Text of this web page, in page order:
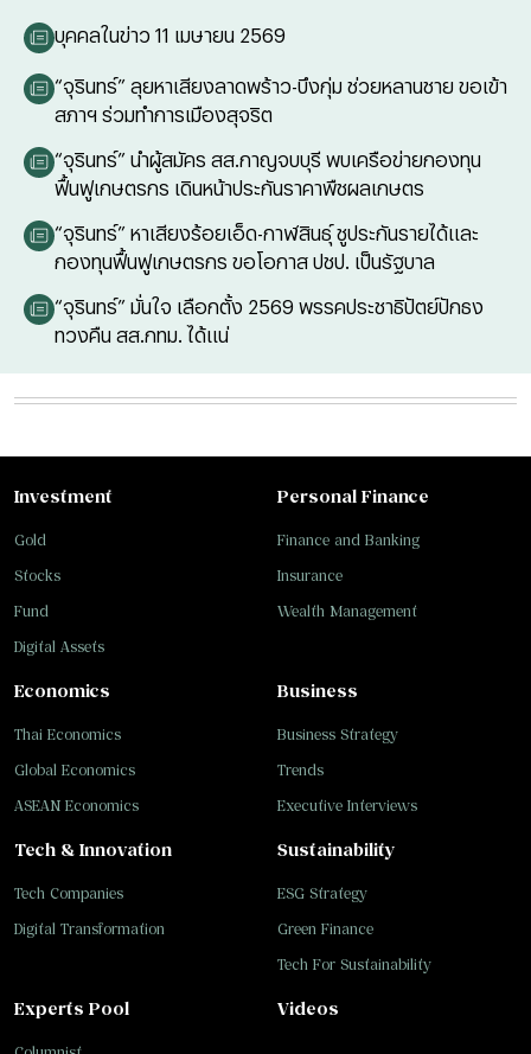
บุคคลในข่าว 11 เมษายน 2569
“จุรินทร์” ลุยหาเสียงลาดพร้าว-บึงกุ่ม ช่วยหลานชาย ขอเข้า
สภาฯ ร่วมทำการเมืองสุจริต
“จุรินทร์” นำผู้สมัคร สส.กาญจบบุรี พบเครือข่ายกองทุน
ฟื้นฟูเกษตรกร เดินหน้าประกันราคาพืชผลเกษตร
“จุรินทร์” หาเสียงร้อยเอ็ด-กาฬสินธุ์ ชูประกันรายได้และ
กองทุนฟื้นฟูเกษตรกร ขอโอกาส ปชป. เป็นรัฐบาล
“จุรินทร์” มั่นใจ เลือกตั้ง 2569 พรรคประชาธิปัตย์ปักธง
ทวงคืน สส.กทม. ได้แน่
Investment
Gold
Stocks
Fund
Digital Assets
Personal Finance
Finance and Banking
Insurance
Wealth Management
Business
Business Strategy
Trends
Executive Interviews
Tech & Innovation
Tech Companies
Digital Transformation
Sustainability
ESG Strategy
Green Finance
Tech For Sustainability
Economics
Thai Economics
Global Economics
ASEAN Economics
Experts Pool Videos